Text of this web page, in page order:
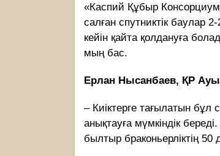
«Каспий Құбыр
салған спутниктік баулар
кейін қайта қолдануға
мың бас.
Ерлан Нысанбаев, ҚР
– Киіктерге тағылатын бұл
анықтауға мүмкіндік
былтыр браконьерліктің 50